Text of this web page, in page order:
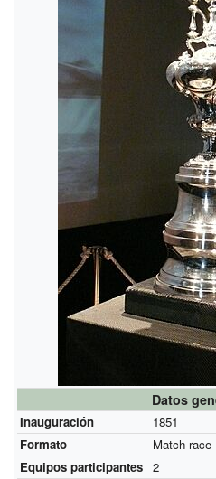
Datos
Inauguración
1851
Formato
Match race
Equipos participantes 2